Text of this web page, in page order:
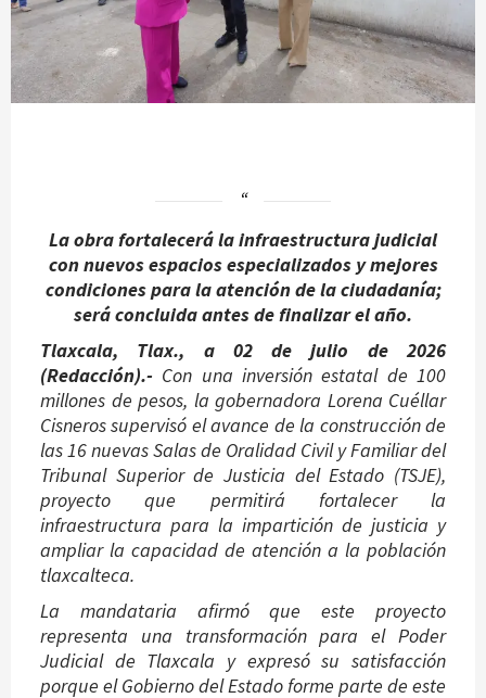
La obra fortalecerá la infraestructura judicial
con nuevos espacios especializados y mejores
condiciones para la atención de la ciudadanía;
será concluida antes de finalizar el año.
Tlaxcala, Tlax., a 02 de julio de 2026
(Redacción).- Con una inversión estatal de 100
millones de pesos, la gobernadora Lorena Cuéllar
Cisneros supervisó el avance de la construcción de
las 16 nuevas Salas de Oralidad Civil y Familiar del
Tribunal Superior de Justicia del Estado (TSJE),
proyecto que permitirá fortalecer la
infraestructura para la impartición de justicia y
ampliar la capacidad de atención a la población
tlaxcalteca.
La mandataria afirmó que este proyecto
representa una transformación para el Poder
Judicial de Tlaxcala y expresó su satisfacción
porque el Gobierno del Estado forme parte de este